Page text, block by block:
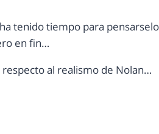
tenido tiempo para pensarselo
en fin…
respecto al realismo de Nolan…